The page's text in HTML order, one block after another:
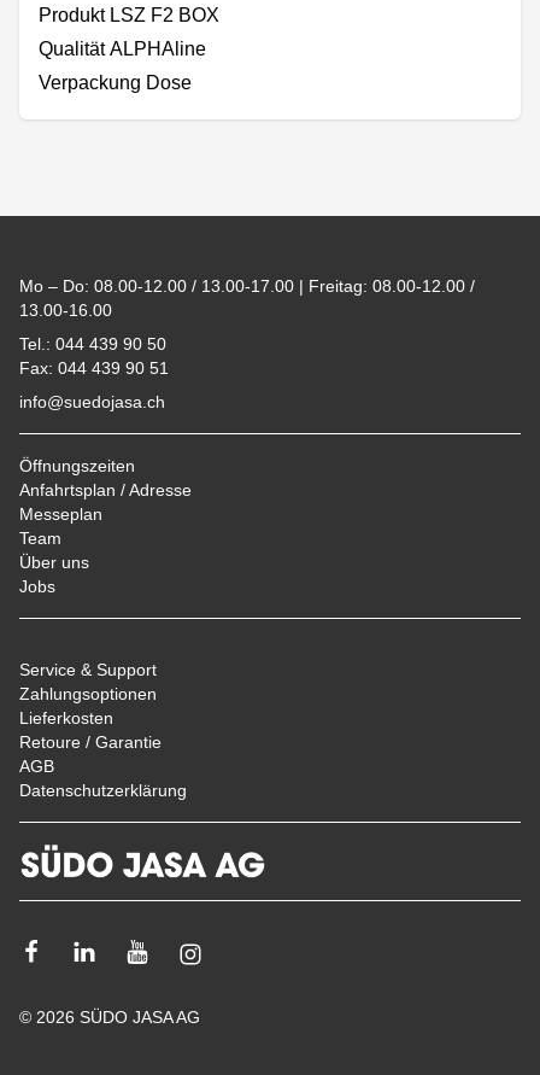
Produkt LSZ F2 BOX
Qualität ALPHAline
Verpackung Dose
Mo – Do: 08.00-12.00 / 13.00-17.00 | Freitag: 08.00-12.00 /
13.00-16.00
Tel.: 044 439 90 50
Fax: 044 439 90 51
info@suedojasa.ch
Öffnungszeiten
Anfahrtsplan / Adresse
Messeplan
Team
Über uns
Jobs
Service & Support
Zahlungsoptionen
Lieferkosten
Retoure / Garantie
AGB
Datenschutzerklärung
FacebookLinkedinYoutubeInstagram
© 2026 SÜDO JASA AG